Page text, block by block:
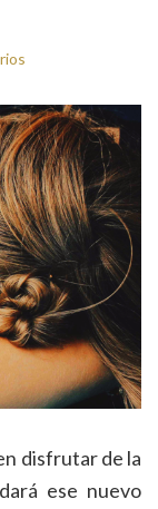
disfrutar de la
ese nuevo